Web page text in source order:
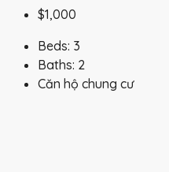
$1,000
Beds: 3
Baths: 2
Căn hộ chung cư